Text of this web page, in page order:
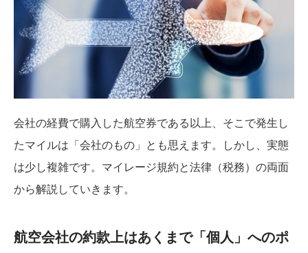
会社の経費で購入した航空券である以上、そこで発生し
たマイルは「会社のもの」とも思えます。しかし、実態
は少し複雑です。マイレージ規約と法律（税務）の両面
から解説していきます。
航空会社の約款上はあくまで「個人」へのポ